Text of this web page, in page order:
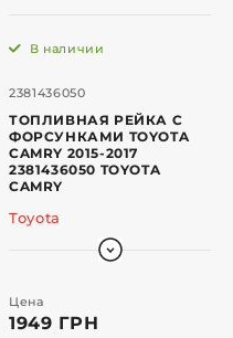
2381436050
В наличии
ТОПЛИВНАЯ РЕЙКА С
ФОРСУНКАМИ TOYOTA
CAMRY 2015-2017
2381436050 TOYOTA
CAMRY
Toyota
Цена
1949 ГРН